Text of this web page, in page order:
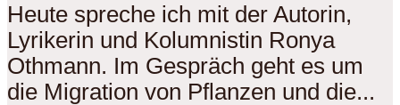
Heute spreche ich mit der Autorin,
Lyrikerin und Kolumnistin Ronya
Othmann. Im Gespräch geht es um
die Migration von Pflanzen und die...